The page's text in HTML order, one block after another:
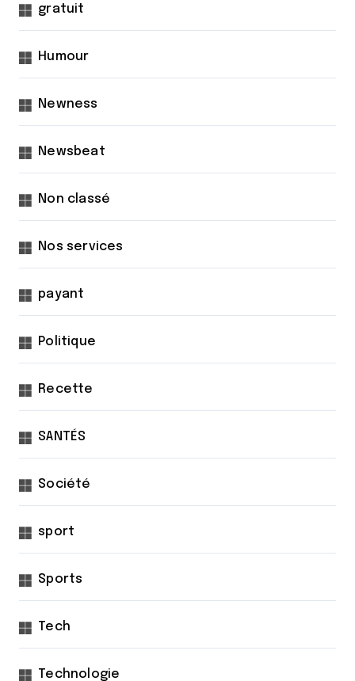
gratuit
Humour
Newness
Newsbeat
Non classé
Nos services
payant
Politique
Recette
SANTÉS
Société
sport
Sports
Tech
Technologie